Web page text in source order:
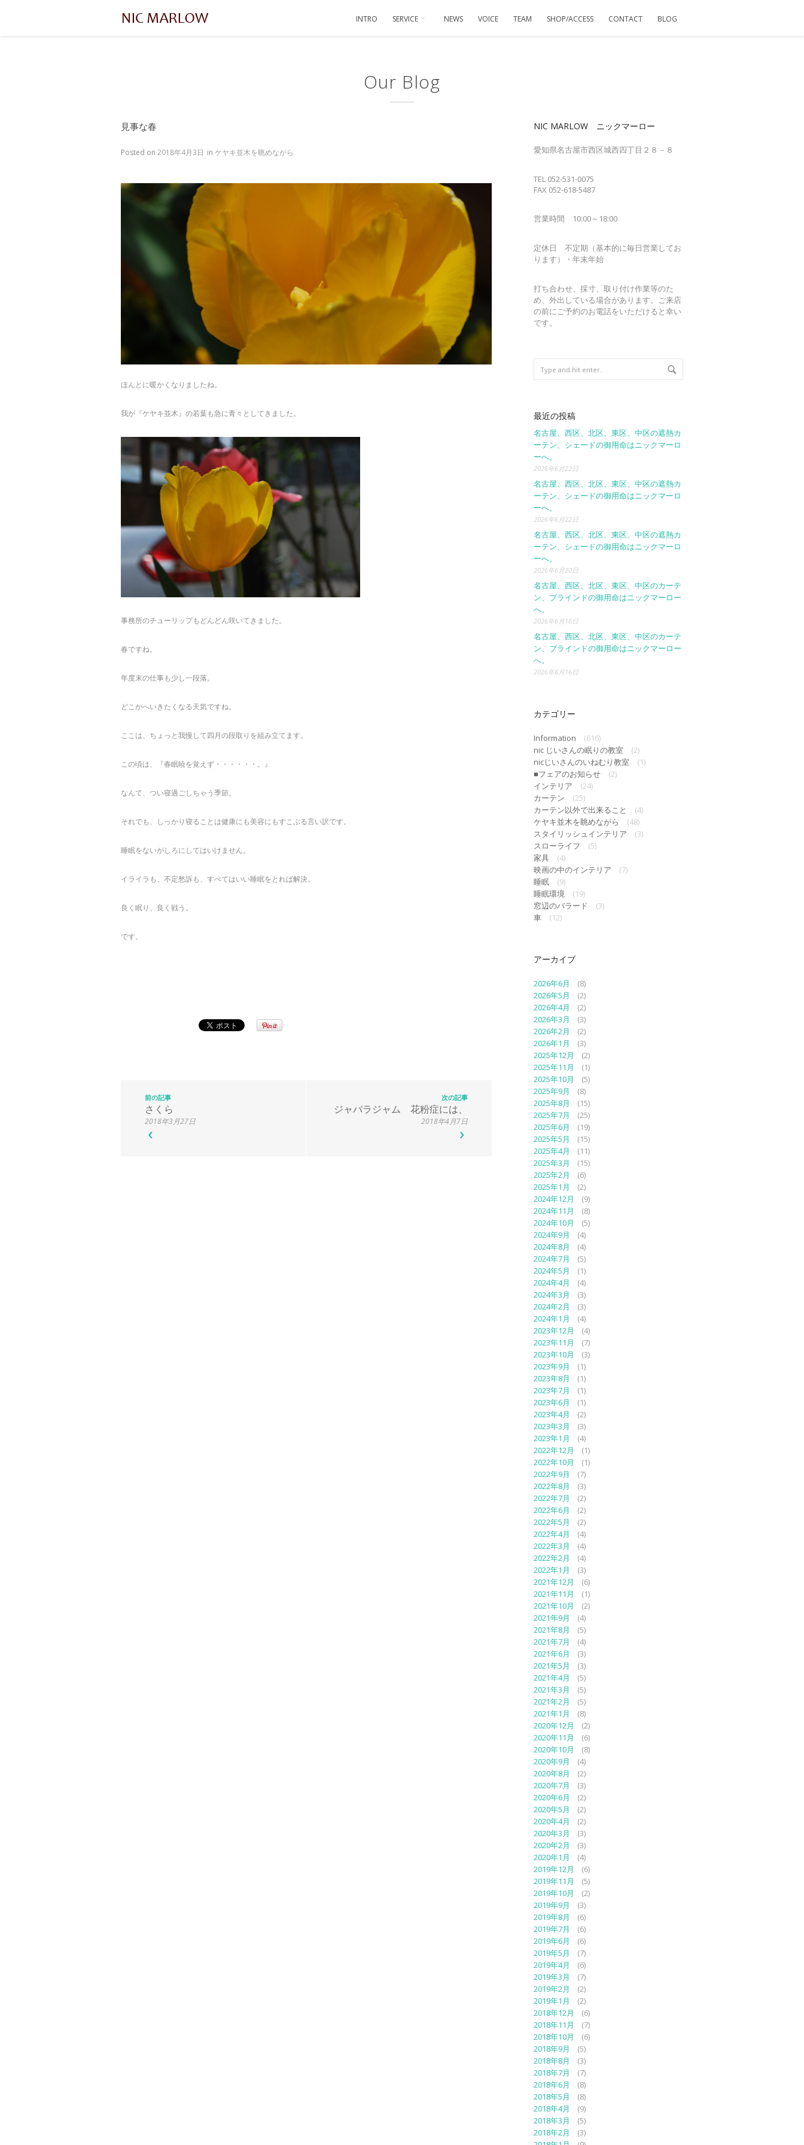
INTRO SERVICE NEWS VOICE TEAM SHOP/ACCESS CONTACT BLOG
Our Blog
見事な春
Posted on 2018年4月3日 in ケヤキ並木を眺めながら
ほんとに暖かくなりましたね。
我が『ケヤキ並木』の若葉も急に青々としてきました。
事務所のチューリップもどんどん咲いてきました。
春ですね。
年度末の仕事も少し一段落。
どこかへいきたくなる天気ですね。
ここは、ちょっと我慢して四月の段取りを組み立てます。
この頃は、『春眠暁を覚えず・・・・・・。』
なんて、つい寝過ごしちゃう季節。
それでも、しっかり寝ることは健康にも美容にもすこぶる言い訳です。
睡眠をないがしろにしてはいけません。
イライラも、不定愁訴も、すべてはいい睡眠をとれば解決。
良く眠り、良く戦う。
です。
前の記事
さくら
2018年3月27日
次の記事
ジャバラジャム 花粉症には、
2018年4月7日
NIC MARLOW ニックマーロー
愛知県名古屋市西区城西四丁目２８－８
TEL 052-531-0075
FAX 052-618-5487
営業時間 10:00～18:00
定休日 不定期（基本的に毎日営業してお
ります）・年末年始
打ち合わせ、採寸、取り付け作業等のた
め、外出している場合があります。ご来店
の前にご予約のお電話をいただけると幸い
です。
最近の投稿
名古屋、西区、北区、東区、中区の遮熱カ
ーテン、シェードの御用命はニックマーロ
ーへ。
2026年6月22日
名古屋、西区、北区、東区、中区の遮熱カ
ーテン、シェードの御用命はニックマーロ
ーへ。
2026年6月22日
名古屋、西区、北区、東区、中区の遮熱カ
ーテン、シェードの御用命はニックマーロ
ーへ。
2026年6月20日
名古屋、西区、北区、東区、中区のカーテ
ン、ブラインドの御用命はニックマーロー
へ。
2026年6月16日
名古屋、西区、北区、東区、中区のカーテ
ン、ブラインドの御用命はニックマーロー
へ。
2026年6月16日
カテゴリー
Information
(616)
nic じいさんの眠りの教室
(2)
nicじいさんのいねむり教室
(1)
■フェアのお知らせ
(2)
インテリア
(24)
カーテン
(25)
カーテン以外で出来ること
(4)
ケヤキ並木を眺めながら
(48)
スタイリッシュインテリア
(3)
スローライフ
(5)
家具
(4)
映画の中のインテリア
(7)
睡眠
(9)
睡眠環境
(19)
窓辺のバラード
(3)
車
(12)
アーカイブ
2026年6月
(8)
2026年5月
(2)
2026年4月
(2)
2026年3月
(3)
2026年2月
(2)
2026年1月
(3)
2025年12月
(2)
2025年11月
(1)
2025年10月
(5)
2025年9月
(8)
2025年8月
(15)
2025年7月
(25)
2025年6月
(19)
2025年5月
(15)
2025年4月
(11)
2025年3月
(15)
2025年2月
(6)
2025年1月
(2)
2024年12月
(9)
2024年11月
(8)
2024年10月
(5)
2024年9月
(4)
2024年8月
(4)
2024年7月
(5)
2024年5月
(1)
2024年4月
(4)
2024年3月
(3)
2024年2月
(3)
2024年1月
(4)
2023年12月
(4)
2023年11月
(7)
2023年10月
(3)
2023年9月
(1)
2023年8月
(1)
2023年7月
(1)
2023年6月
(1)
2023年4月
(2)
2023年3月
(3)
2023年1月
(4)
2022年12月
(1)
2022年10月
(1)
2022年9月
(7)
2022年8月
(3)
2022年7月
(2)
2022年6月
(2)
2022年5月
(2)
2022年4月
(4)
2022年3月
(4)
2022年2月
(4)
2022年1月
(3)
2021年12月
(6)
2021年11月
(1)
2021年10月
(2)
2021年9月
(4)
2021年8月
(5)
2021年7月
(4)
2021年6月
(3)
2021年5月
(3)
2021年4月
(5)
2021年3月
(5)
2021年2月
(5)
2021年1月
(8)
2020年12月
(2)
2020年11月
(6)
2020年10月
(8)
2020年9月
(4)
2020年8月
(2)
2020年7月
(3)
2020年6月
(2)
2020年5月
(2)
2020年4月
(2)
2020年3月
(3)
2020年2月
(3)
2020年1月
(4)
2019年12月
(6)
2019年11月
(5)
2019年10月
(2)
2019年9月
(3)
2019年8月
(6)
2019年7月
(6)
2019年6月
(6)
2019年5月
(7)
2019年4月
(6)
2019年3月
(7)
2019年2月
(2)
2019年1月
(2)
2018年12月
(6)
2018年11月
(7)
2018年10月
(6)
2018年9月
(5)
2018年8月
(3)
2018年7月
(7)
2018年6月
(8)
2018年5月
(8)
2018年4月
(9)
2018年3月
(5)
2018年2月
(3)